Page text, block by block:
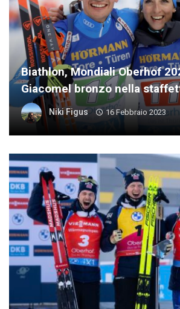
Biathlon, Mondiali Oberhof
Giacomel bronzo nella
Niki Figus 16 Febbraio 2023